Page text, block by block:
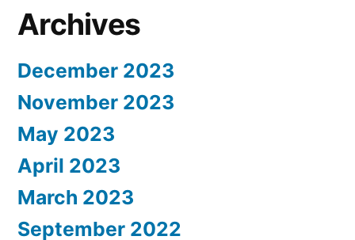
Archives
December 2023
November 2023
May 2023
April 2023
March 2023
September 2022